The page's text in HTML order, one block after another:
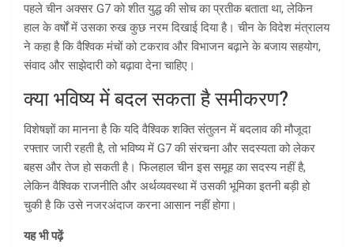
पहले चीन अक्सर G7 को शीत युद्ध की सोच का प्रतीक बताता था, लेकिन
हाल के वर्षों में उसका रुख कुछ नरम दिखाई दिया है। चीन के विदेश मंत्रालय
ने कहा है कि वैश्विक मंचों को टकराव और विभाजन बढ़ाने के बजाय सहयोग,
संवाद और साझेदारी को बढ़ावा देना चाहिए।
क्या भविष्य में बदल सकता है समीकरण?
विशेषज्ञों का मानना है कि यदि वैश्विक शक्ति संतुलन में बदलाव की मौजूदा
रफ्तार जारी रहती है, तो भविष्य में G7 की संरचना और सदस्यता को लेकर
बहस और तेज हो सकती है। फिलहाल चीन इस समूह का सदस्य नहीं है,
लेकिन वैश्विक राजनीति और अर्थव्यवस्था में उसकी भूमिका इतनी बड़ी हो
चुकी है कि उसे नजरअंदाज करना आसान नहीं होगा।
यह भी पढ़ें